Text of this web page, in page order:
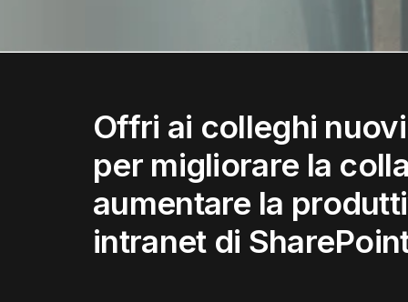
Offri ai colleghi
per migliorare la
aumentare la
intranet di